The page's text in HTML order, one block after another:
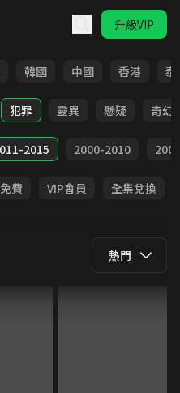
升級VIP
韓國 中國 香港 泰
犯罪 靈異 懸疑 奇幻
2015 2000-2010
費 VIP會員 全集兌換
熱門